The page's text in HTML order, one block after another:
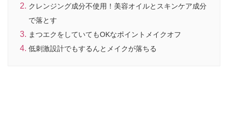
クレンジング成分不使用！美容オイルとスキンケア成分
で落とす
まつエクをしていてもOKなポイントメイクオフ
低刺激設計でもするんとメイクが落ちる